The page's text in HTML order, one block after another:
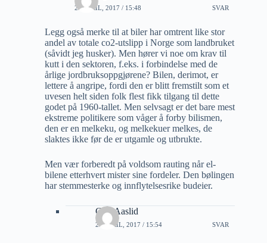
27 APRIL, 2017 / 15:48 SVAR
Legg også merke til at biler har omtrent like stor
andel av totale co2-utslipp i Norge som landbruket
(såvidt jeg husker). Men hører vi noe om krav til
kutt i den sektoren, f.eks. i forbindelse med de
årlige jordbruksoppgjørene? Bilen, derimot, er
lettere å angripe, fordi den er blitt fremstilt som et
uvesen helt siden folk flest fikk tilgang til dette
godet på 1960-tallet. Men selvsagt er det bare mest
ekstreme politikere som våger å forby bilismen,
den er en melkeku, og melkekuer melkes, de
slaktes ikke før de er utgamle og utbrukte.
Men vær forberedt på voldsom rauting når el-
bilene etterhvert mister sine fordeler. Den bølingen
har stemmesterke og innflytelsesrike budeier.
Geir Aaslid
27 APRIL, 2017 / 15:54 SVAR